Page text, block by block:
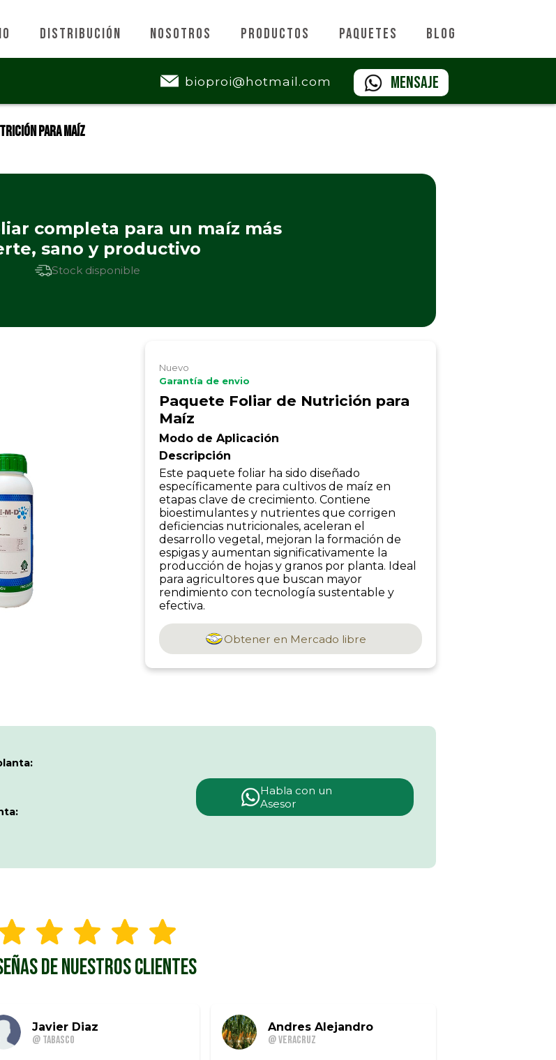
Distribución Nosotros Productos Paquetes Blog
bioproi@hotmail.com Mensaje
para Maíz
completa para un maíz más
sano y productivo
Stock disponible
Nuevo
Garantía de envio
Paquete Foliar de Nutrición para
Maíz
Modo de Aplicación
Descripción
Este paquete foliar ha sido diseñado
específicamente para cultivos de maíz en
etapas clave de crecimiento. Contiene
bioestimulantes y nutrientes que corrigen
deficiencias nutricionales, aceleran el
desarrollo vegetal, mejoran la formación de
espigas y aumentan significativamente la
producción de hojas y granos por planta. Ideal
para agricultores que buscan mayor
rendimiento con tecnología sustentable y
efectiva.
Obtener en Mercado libre
Habla con un
Asesor
DE NUESTROS CLIENTES
Javier Diaz
@ Tabasco
Andres Alejandro
@ Veracruz